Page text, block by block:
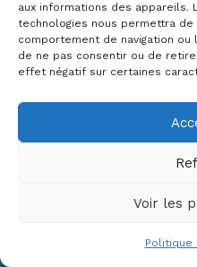
aux informations des appareils.
technologies nous permettra
comportement de navigation
de ne pas consentir ou de
effet négatif sur certaines
Voir les
Politique